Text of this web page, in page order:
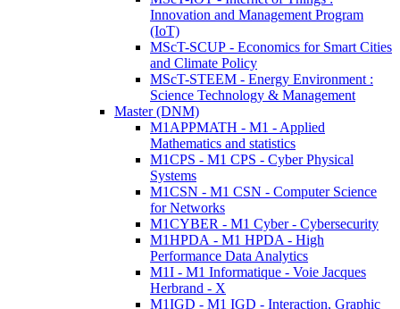
Innovation and Management Program
(IoT)
MScT-SCUP - Economics for Smart Cities
and Climate Policy
MScT-STEEM - Energy Environment :
Science Technology & Management
Master (DNM)
M1APPMATH - M1 - Applied
Mathematics and statistics
M1CPS - M1 CPS - Cyber Physical
Systems
M1CSN - M1 CSN - Computer Science
for Networks
M1CYBER - M1 Cyber - Cybersecurity
M1HPDA - M1 HPDA - High
Performance Data Analytics
M1I - M1 Informatique - Voie Jacques
Herbrand - X
M1IGD - M1 IGD - Interaction, Graphic